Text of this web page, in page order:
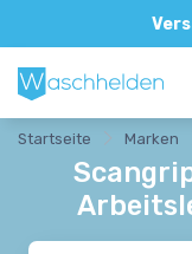
Direkte
Startseite Marken